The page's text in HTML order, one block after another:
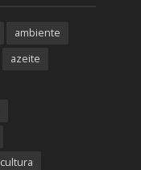
ambiente
azeite
cultura